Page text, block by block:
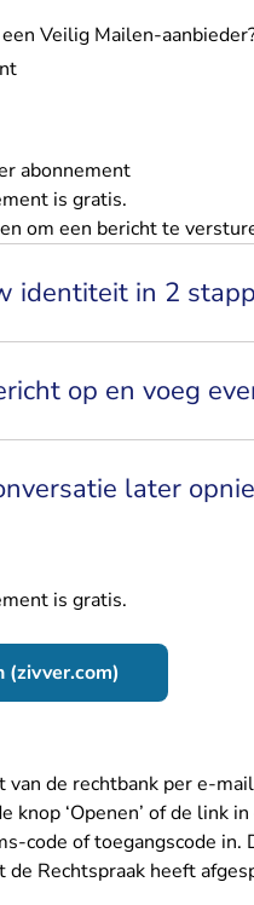
Veilig Mailen-
abonnement
is gratis.
om een bericht te
identiteit in 2
op en voeg
later
is gratis.
(zivver.com)
de rechtbank per e-
knop ‘Openen’ of de
code of toegangscode
de Rechtspraak heeft